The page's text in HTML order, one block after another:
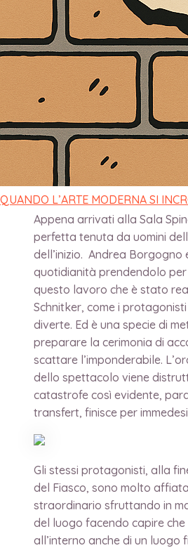
QUANDO L’ARTE MODERNA SI
IN
REGGIO
di direttore /12 Novembre
Appena arrivati alla Sala
perfetta tenuta da uomini
dell’inizio. Andrea
quotidianità prendendolo per
questo lavoro che è stato
Schnitker, come i
diverte. Ed è una specie di
preparare la cerimonia di
scattare l’imponderabile.
dello spettacolo viene
catastrofe così evidente,
transfert, finisce per
Gli stessi protagonisti, alla
del Fiasco, sono molto
straordinario sfruttando in
del luogo facendo capire
all’interno anche di un